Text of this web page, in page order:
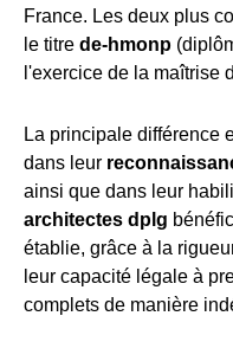
France. Les deux plus
le titre de-hmonp
l'exercice de la maîtrise
La principale différence
dans leur
ainsi que dans leur
architectes dplg
établie, grâce à la
leur capacité légale à
complets de manière